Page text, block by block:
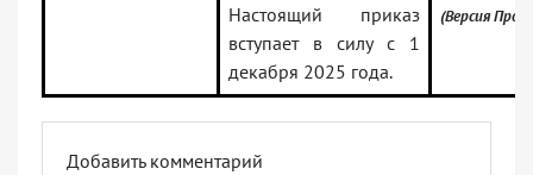
Настоящий приказ
вступает в силу с 1
декабря 2025 года.
(Версия Проф)
Добавить комментарий